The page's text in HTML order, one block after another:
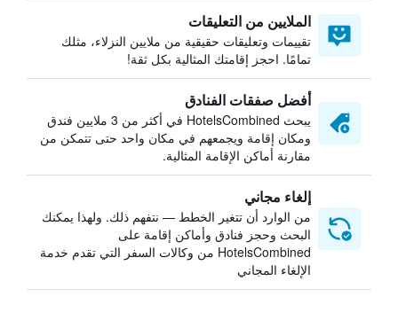
الملايين من التعليقات
تقييمات وتعليقات حقيقية من ملايين النزلاء، مثلك
تمامًا. احجز إقامتك المثالية بكل ثقة!
أفضل صفقات الفنادق
يبحث HotelsCombined في أكثر من 3 ملايين فندق
ومكان إقامة ويجمعهم في مكان واحد حتى تتمكن من
مقارنة أماكن الإقامة المثالية.
إلغاء مجاني
من الوارد أن تتغير الخطط — نتفهم ذلك. ولهذا يمكنك
البحث وحجز فنادق وأماكن إقامة على
HotelsCombined من وكالات السفر التي تقدم خدمة
الإلغاء المجاني